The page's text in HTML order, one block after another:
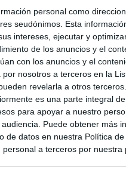
personal como
seudónimos. Esta
intereses, ejecutar y
de los anuncios y el
con los anuncios y el
nosotros a terceros en la
revelarla a otros
es una parte integral
para apoyar a nuestro
Puede obtener más
datos en nuestra Política de
a terceros por nuestra
por nosotros o en